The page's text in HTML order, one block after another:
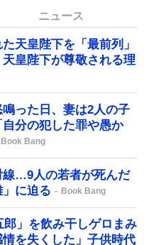
ニュース
天皇陛下を「最前列」
皇陛下が尊敬される理
鳴った日、妻は2人の子
分の犯した罪や愚か
Book Bang
線…9人の若者が死んだ
」に迫る
Book Bang
」を飲み干しゲロまみ
を失くした」子供時代